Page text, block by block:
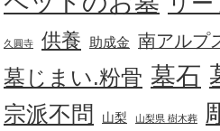
久圓寺 供養 助成金 南アルプ
墓じまい.粉骨 墓石
宗派不問 山梨 山梨県 樹木葬